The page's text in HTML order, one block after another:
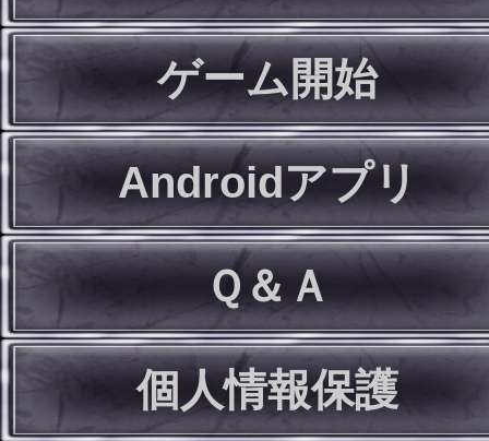
ゲーム開始
Androidアプリ
Ｑ＆Ａ
個人情報保護